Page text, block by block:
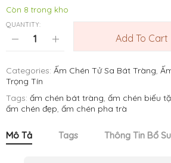
Còn 8 trong kho
QUANTITY:
Add To Cart
Categories: Ấm Chén Tử Sa Bát Tràng,
Trọng Tín
Tags: ấm chén bát tràng, ấm chén biếu
ấm chén đẹp, ấm chén pha trà
Mô Tả Tags Thông Tin Bổ